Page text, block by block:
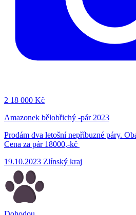
2 18 000 Kč
Amazonek bělobřichý -pár 2023
Prodám dva letošní nepříbuzné páry.
Cena za pár 18000,-kč
19.10.2023 Zlínský kraj